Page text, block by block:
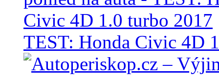
TEST: Honda Civic 4D